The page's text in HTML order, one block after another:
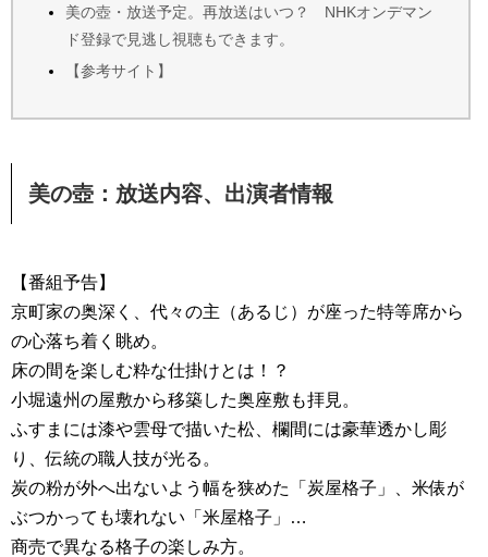
美の壺・放送予定。再放送はいつ？ NHKオンデマン
ド登録で見逃し視聴もできます。
【参考サイト】
美の壺：放送内容、出演者情報
【番組予告】
京町家の奥深く、代々の主（あるじ）が座った特等席から
の心落ち着く眺め。
床の間を楽しむ粋な仕掛けとは！？
小堀遠州の屋敷から移築した奥座敷も拝見。
ふすまには漆や雲母で描いた松、欄間には豪華透かし彫
り、伝統の職人技が光る。
炭の粉が外へ出ないよう幅を狭めた「炭屋格子」、米俵が
ぶつかっても壊れない「米屋格子」…
商売で異なる格子の楽しみ方。